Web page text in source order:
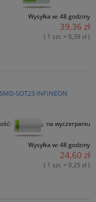
Wysyłka w: 48 godziny
39,36 zł
( 1 szt. = 0,39 zł )
SOT23 INFINEON
na wyczerpaniu
Wysyłka w: 48 godziny
24,60 zł
( 1 szt. = 0,25 zł )